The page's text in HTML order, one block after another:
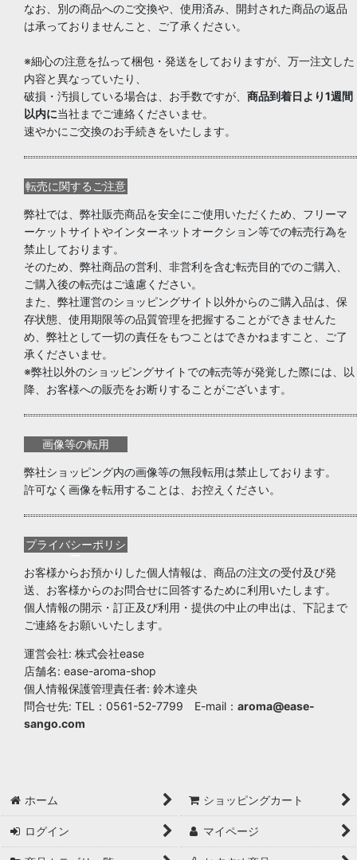
なお、別の商品へのご交換や、使用済み、開封された商品の返品
は承っておりませんこと、ご了承ください。
※細心の注意を払って梱包・発送をしておりますが、万一注文した
内容と異なっていたり、
破損・汚損している場合は、お手数ですが、 商品到着日より1週間
以内に当社までご連絡くださいませ。
速やかにご交換のお手続きをいたします。
転売に関するご注意
弊社では、弊社販売商品を安全にご使用いただくため、フリーマ
ーケットサイトやインターネットオークション等での転売行為を
禁止しております。
そのため、弊社商品の営利、非営利を含む転売目的でのご購入、
ご購入後の転売はご遠慮ください。
また、弊社運営のショッピングサイト以外からのご購入品は、保
存状態、使用期限等の品質管理を把握することができませんた
め、弊社として一切の責任をもつことはできかねますこと、ご了
承くださいませ。
※弊社以外のショッピングサイトでの転売等が発覚した際には、以
降、お客様への販売をお断りすることがございます。
画像等の転用
弊社ショッピング内の画像等の無段転用は禁止しております。
許可なく画像を転用することは、お控えください。
プライバシーポリシ
ー
お客様からお預かりした個人情報は、商品の注文の受付及び発
送、お客様からのお問合せに回答するために利用いたします。
個人情報の開示・訂正及び利用・提供の中止の申出は、下記まで
ご連絡をお願いいたします。
運営会社: 株式会社ease
店舗名: ease-aroma-shop
個人情報保護管理責任者: 鈴木達央
問合せ先: TEL：0561-52-7799 E-mail： aroma@ease-
sango.com
ホーム ショッピングカート
ログイン マイページ